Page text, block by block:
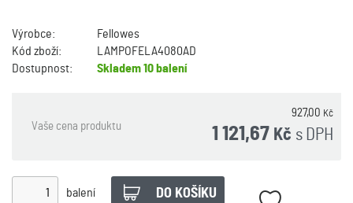
Výrobce:
Fellowes
Kód zboží:
LAMPOFELA4080AD
Dostupnost:
Skladem10 balení
Vaše cena produktu
927,00 Kč
s DPH
1 121,67 Kč
balení